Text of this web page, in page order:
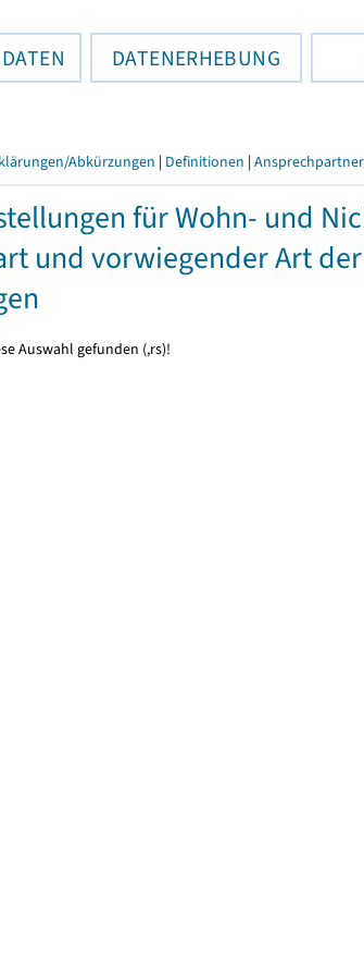
DATENERHEBUNG
Abkürzungen | Definitionen | Ansprechpartner
für Wohn- und
und vorwiegender Art
Auswahl gefunden (,rs)!